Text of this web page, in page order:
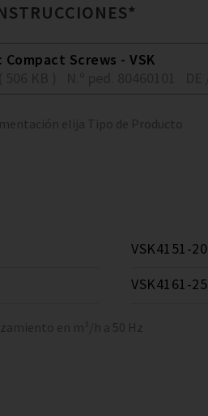
Screws - VSK
elija Tipo de Producto
VSK4151-20
VSK4161-25
en m³/h a 50 Hz